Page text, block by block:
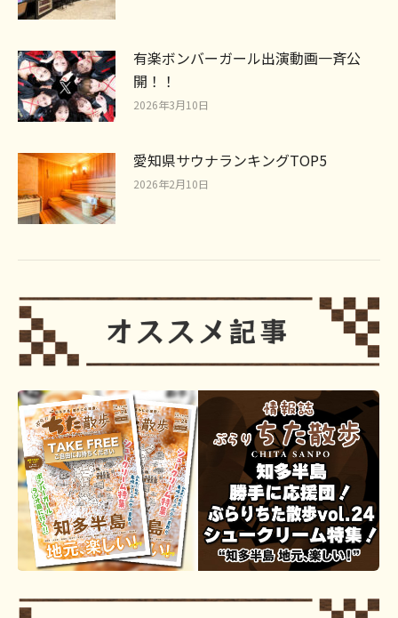
有楽ボンバーガール出演動画一斉公
開！！
2026年3月10日
愛知県サウナランキングTOP5
2026年2月10日